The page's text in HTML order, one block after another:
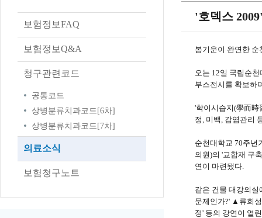
보험정보FAQ
보험정보Q&A
청구관련코드
공통코드
상병분류치과코드[6차]
상병분류치과코드[7차]
의료소식
보험청구노트
'호덱스
봄기운이 완연한 순
오는 12일 국립순
부스전시를 확보하
'학이시습지(學而時
정, 미백, 감염관리
순천대학교 70주년
의원)의 '교합재 구
연이 마련됐다.
같은 건물 대강의
문제인가?' ▲류희
정' 등의 강연이 열